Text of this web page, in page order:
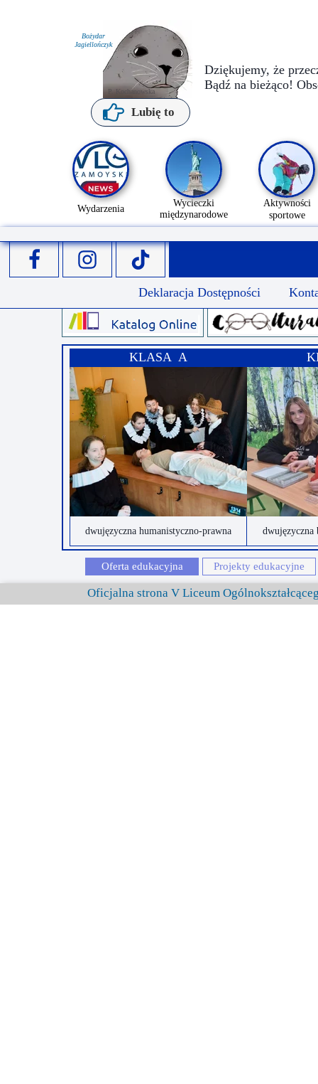
Lubię to
Dziękujemy, że
Bądź na bieżąco!
Bożydar
Jagiellończyk
P. Kochanowska
KLASA A
dwujęzyczna
dwujęzyczna humanistyczno-prawna
Deklaracja Dostępności
Projekty edukacyjne
Oferta edukacyjna
Oficjalna strona V Liceum
Wydarzenia
Wycieczki
międzynarodowe
Aktywności
sportowe